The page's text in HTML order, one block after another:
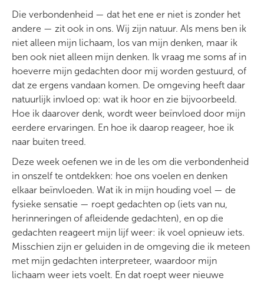
Die verbondenheid — dat het ene er niet is zonder het
andere — zit ook in ons. Wij zijn natuur. Als mens ben ik
niet alleen mijn lichaam, los van mijn denken, maar ik
ben ook niet alleen mijn denken. Ik vraag me soms af in
hoeverre mijn gedachten door mij worden gestuurd, of
dat ze ergens vandaan komen. De omgeving heeft daar
natuurlijk invloed op: wat ik hoor en zie bijvoorbeeld.
Hoe ik daarover denk, wordt weer beïnvloed door mijn
eerdere ervaringen. En hoe ik daarop reageer, hoe ik
naar buiten treed.
Deze week oefenen we in de les om die verbondenheid
in onszelf te ontdekken: hoe ons voelen en denken
elkaar beïnvloeden. Wat ik in mijn houding voel — de
fysieke sensatie — roept gedachten op (iets van nu,
herinneringen of afleidende gedachten), en op die
gedachten reageert mijn lijf weer: ik voel opnieuw iets.
Misschien zijn er geluiden in de omgeving die ik meteen
met mijn gedachten interpreteer, waardoor mijn
lichaam weer iets voelt. En dat roept weer nieuwe